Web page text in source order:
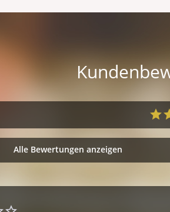
Alle Bewertungen anzeigen